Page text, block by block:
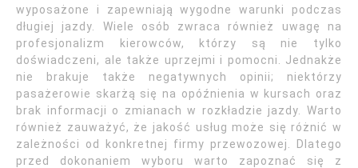
wyposażone i zapewniają wygodne warunki podczas
długiej jazdy. Wiele osób zwraca również uwagę na
profesjonalizm kierowców, którzy są nie tylko
doświadczeni, ale także uprzejmi i pomocni. Jednakże
nie brakuje także negatywnych opinii; niektórzy
pasażerowie skarżą się na opóźnienia w kursach oraz
brak informacji o zmianach w rozkładzie jazdy. Warto
również zauważyć, że jakość usług może się różnić w
zależności od konkretnej firmy przewozowej. Dlatego
przed dokonaniem wyboru warto zapoznać się z